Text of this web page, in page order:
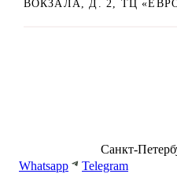
ВОКЗАЛА, Д. 2, ТЦ
Санкт-
Whatsapp
Telegram